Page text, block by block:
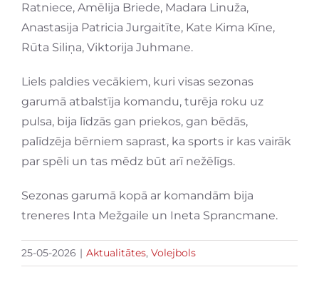
Ratniece, Amēlija Briede, Madara Linuža,
Anastasija Patricia Jurgaitīte, Kate Kima Kīne,
Rūta Siliņa, Viktorija Juhmane.
Liels paldies vecākiem, kuri visas sezonas
garumā atbalstīja komandu, turēja roku uz
pulsa, bija līdzās gan priekos, gan bēdās,
palīdzēja bērniem saprast, ka sports ir kas vairāk
par spēli un tas mēdz būt arī nežēlīgs.
Sezonas garumā kopā ar komandām bija
treneres Inta Mežgaile un Ineta Sprancmane.
25-05-2026 | Aktualitātes, Volejbols